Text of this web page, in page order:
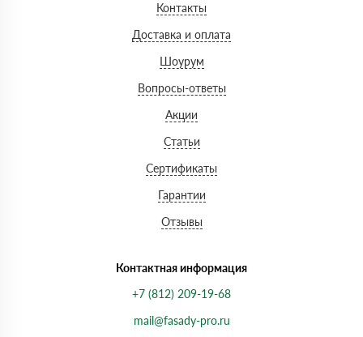
Контакты
Доставка и оплата
Шоурум
Вопросы-ответы
Акции
Статьи
Сертификаты
Гарантии
Отзывы
Контактная информация
+7 (812) 209-19-68
mail@fasady-pro.ru